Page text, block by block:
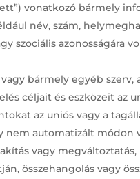
vonatkozó bármely
név, szám,
szociális azonosságára
bármely egyéb
céljait és eszközeit az
az uniós vagy a
nem automatizált
vagy
összehangolás vagy